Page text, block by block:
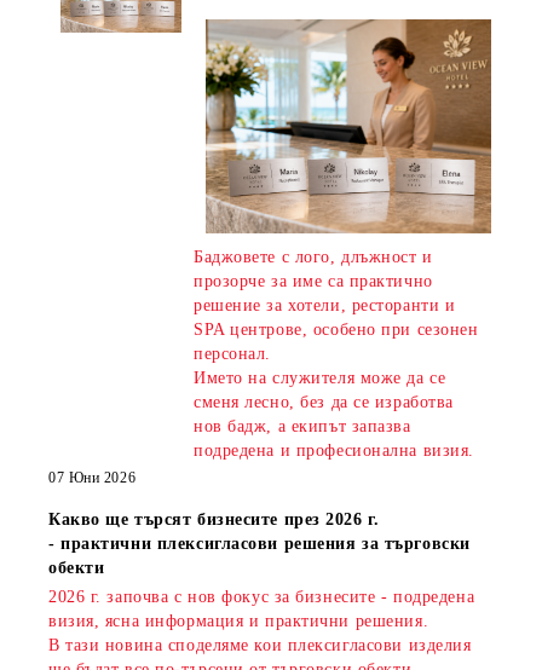
Баджовете с лого, длъжност и
прозорче за име са практично
решение за хотели, ресторанти и
SPA центрове, особено при сезонен
персонал.
Името на служителя може да се
сменя лесно, без да се изработва
нов бадж, а екипът запазва
подредена и професионална визия.
07 Юни 2026
Какво ще търсят бизнесите през 2026 г.
- практични плексигласови решения за търговски
обекти
2026 г. започва с нов фокус за бизнесите - подредена
визия, ясна информация и практични решения.
В тази новина споделяме кои плексигласови изделия